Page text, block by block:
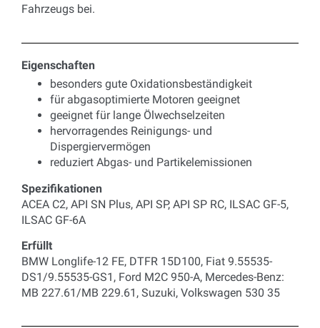
Fahrzeugs bei.
Eigenschaften
besonders gute Oxidationsbeständigkeit
für abgasoptimierte Motoren geeignet
geeignet für lange Ölwechselzeiten
hervorragendes Reinigungs- und
Dispergiervermögen
reduziert Abgas- und Partikelemissionen
Spezifikationen
ACEA C2, API SN Plus, API SP, API SP RC, ILSAC GF-5,
ILSAC GF-6A
Erfüllt
BMW Longlife-12 FE, DTFR 15D100, Fiat 9.55535-
DS1/9.55535-GS1, Ford M2C 950-A, Mercedes-Benz:
MB 227.61/MB 229.61, Suzuki, Volkswagen 530 35